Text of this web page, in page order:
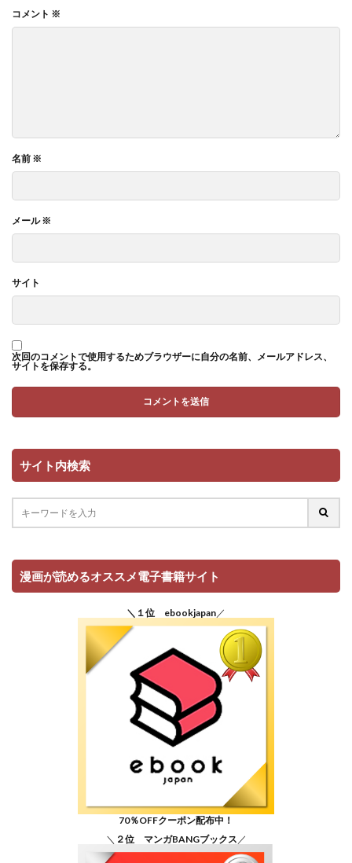
コメント ※
名前 ※
メール※
サイト
次回のコメントで使用するためブラウザーに自分の名前、メールアドレス、
サイトを保存する。
サイト内検索
漫画が読めるオススメ電子書籍サイト
＼１位 ebookjapan／
70％OFFクーポン配布中！
＼ ２位 マンガBANGブックス ／